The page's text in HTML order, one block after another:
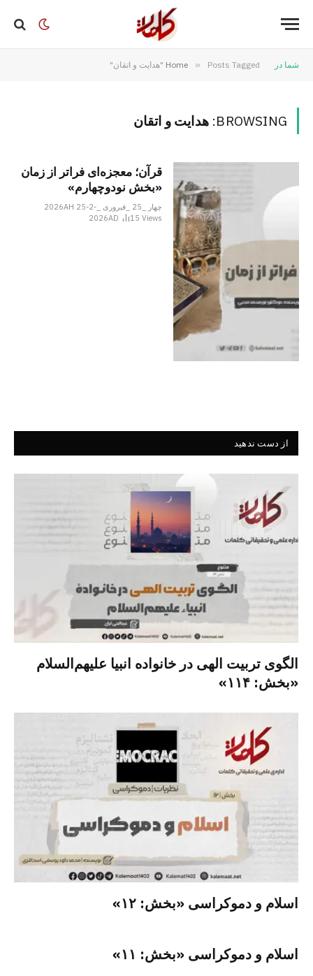
شما در Home » Posts Tagged "هدایت و اتقان"
BROWSING: هدایت و اتقان
قرآن؛ معجزه‌ای فراتر از زمان
«بخش نودوچهارم»
چهار _25 _فبروری _2026AH 25-2-
2026AD
15Views
از دست ندهید
الگوی تربیت الهی در خانواده انبیا‌‌ علیهم‌السلام
«بخش: ۱۱۴»
اسلام و دموکراسی «بخش: ۱۲»
اسلام و دموکراسی «بخش: ۱۱»